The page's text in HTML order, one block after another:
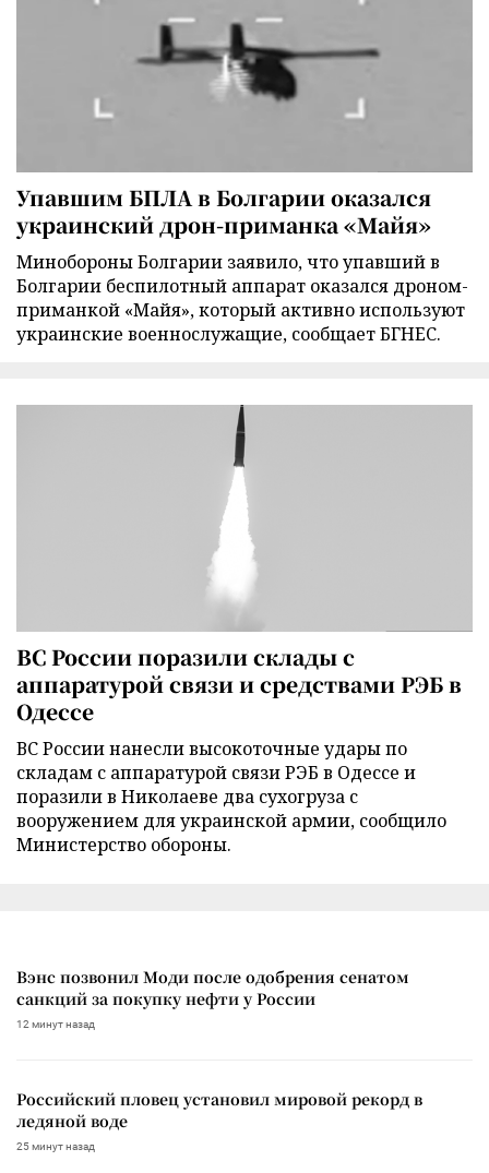
Упавшим БПЛА в Болгарии оказался
украинский дрон-приманка «Майя»
Минобороны Болгарии заявило, что упавший в
Болгарии беспилотный аппарат оказался дроном-
приманкой «Майя», который активно используют
украинские военнослужащие, сообщает БГНЕС.
ВС России поразили склады с
аппаратурой связи и средствами РЭБ в
Одессе
ВС России нанесли высокоточные удары по
складам с аппаратурой связи РЭБ в Одессе и
поразили в Николаеве два сухогруза с
вооружением для украинской армии, сообщило
Министерство обороны.
Вэнс позвонил Моди после одобрения сенатом
санкций за покупку нефти у России
12 минут назад
Российский пловец установил мировой рекорд в
ледяной воде
25 минут назад